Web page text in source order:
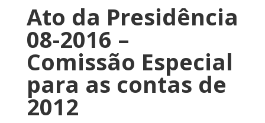
Ato da Presidência
08-2016 –
Comissão Especial
para as contas de
2012